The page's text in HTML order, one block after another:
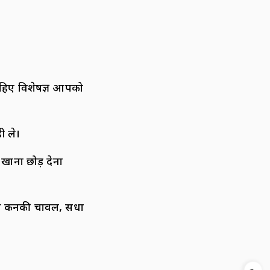
विशेषज्ञ आपको
ले।
छोड़ देना
कनकी चावल, सेंधा